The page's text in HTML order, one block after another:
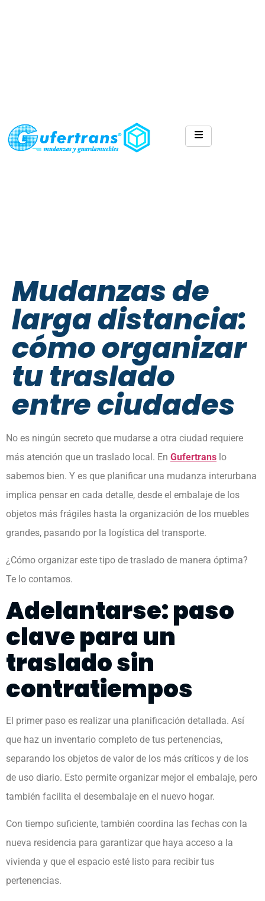
Mudanzas de
larga distancia:
cómo organizar
tu traslado
entre ciudades
No es ningún secreto que mudarse a otra ciudad requiere
más atención que un traslado local. En Gufertrans lo
sabemos bien. Y es que planificar una mudanza interurbana
implica pensar en cada detalle, desde el embalaje de los
objetos más frágiles hasta la organización de los muebles
grandes, pasando por la logística del transporte.
¿Cómo organizar este tipo de traslado de manera óptima?
Te lo contamos.
Adelantarse: paso
clave para un
traslado sin
contratiempos
El primer paso es realizar una planificación detallada. Así
que haz un inventario completo de tus pertenencias,
separando los objetos de valor de los más críticos y de los
de uso diario. Esto permite organizar mejor el embalaje, pero
también facilita el desembalaje en el nuevo hogar.
Con tiempo suficiente, también coordina las fechas con la
nueva residencia para garantizar que haya acceso a la
vivienda y que el espacio esté listo para recibir tus
pertenencias.